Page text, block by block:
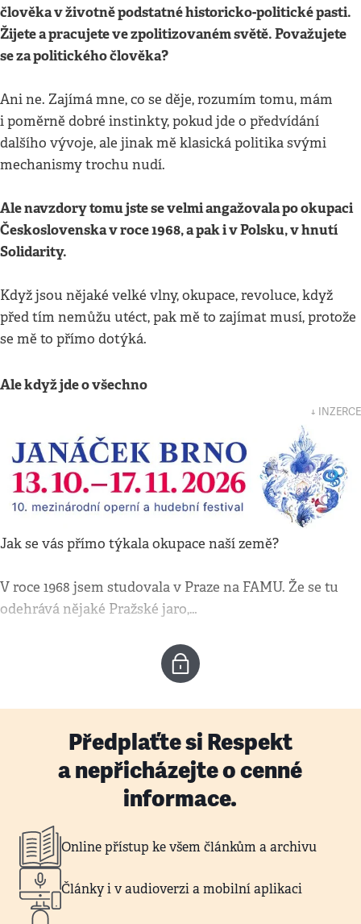
člověka v životně podstatné historicko-politické pasti.
Žijete a pracujete ve zpolitizovaném světě. Považujete
se za politického člověka?
Ani ne. Zajímá mne, co se děje, rozumím tomu, mám
i poměrně dobré instinkty, pokud jde o předvídání
dalšího vývoje, ale jinak mě klasická politika svými
mechanismy trochu nudí.
Ale navzdory tomu jste se velmi angažovala po okupaci
Československa v roce 1968, a pak i v Polsku, v hnutí
Solidarity.
Když jsou nějaké velké vlny, okupace, revoluce, když
před tím nemůžu utéct, pak mě to zajímat musí, protože
se mě to přímo dotýká.
Ale když jde o všechno
↓ INZERCE
Jak se vás přímo týkala okupace naší země?
V roce 1968 jsem studovala v Praze na FAMU. Že se tu
odehrává nějaké Pražské jaro,…
Předplaťte si Respekt
a nepřicházejte o cenné
informace.
Online přístup ke všem článkům a archivu
Články i v audioverzi a mobilní aplikaci